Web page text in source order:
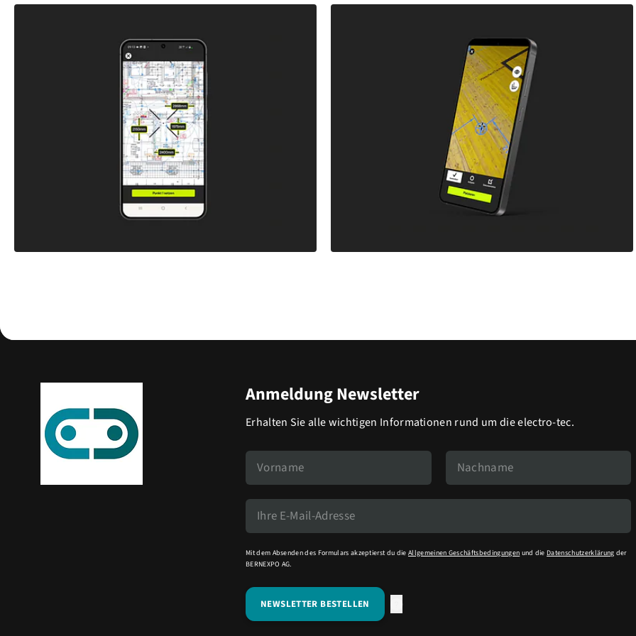
Anmeldung Newsletter
Erhalten Sie alle wichtigen Informationen rund um die electro-tec.
Mit dem Absenden des Formulars akzeptierst du die Allgemeinen Geschäftsbedingungen und die Datenschutzerklärung der
BERNEXPO AG.